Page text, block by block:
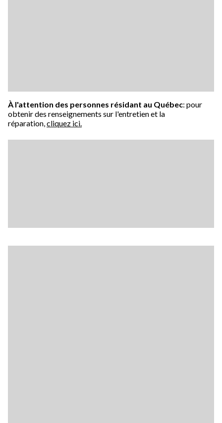
À l'attention des personnes résidant au Québec: pour
obtenir des renseignements sur l'entretien et la
réparation,cliquez ici.